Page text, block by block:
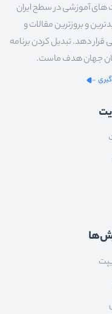
های آموزشی در سطح ایران
و بروزترین مقالات و
قرار دهد. تبدیل کردن برنامه
جهان هدف ماست.